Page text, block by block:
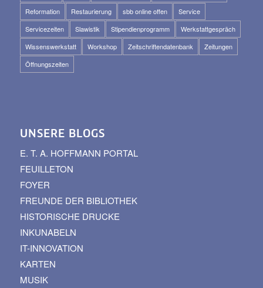
Reformation
Restaurierung sbb online offen
Service
Servicezeiten
Slawistik Stipendienprogramm
Werkstattgespräch
Wissenswerkstatt
Workshop Zeitschriftendatenbank
Zeitungen
Öffnungszeiten
UNSERE BLOGS
E. T. A. HOFFMANN PORTAL
FEUILLETON
FOYER
FREUNDE DER BIBLIOTHEK
HISTORISCHE DRUCKE
INKUNABELN
IT-INNOVATION
KARTEN
MUSIK